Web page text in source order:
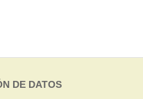
DE DATOS